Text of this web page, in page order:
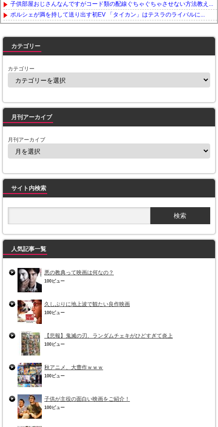
子供部屋おじさんなんですがコード類の配線ぐちゃぐちゃさせない方法教え...
ポルシェが満を持して送り出す初EV 「タイカン」はテスラのライバルに...
カテゴリー
カテゴリー
月刊アーカイブ
月刊アーカイブ
サイト内検索
人気記事一覧
悪の教典って映画は何なの？
100ビュー
久しぶりに地上波で観たい良作映画
100ビュー
【悲報】鬼滅の刃、ランダムチェキがひどすぎて炎上
100ビュー
秋アニメ、大豊作ｗｗｗ
100ビュー
子供が主役の面白い映画をご紹介！
100ビュー